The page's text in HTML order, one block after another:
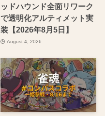
ッドハウンド全面リワーク
で透明化アルティメット実
装【2026年8月5日】
August 4, 2026